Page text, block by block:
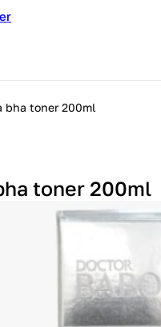
bha toner 200ml
toner 200ml